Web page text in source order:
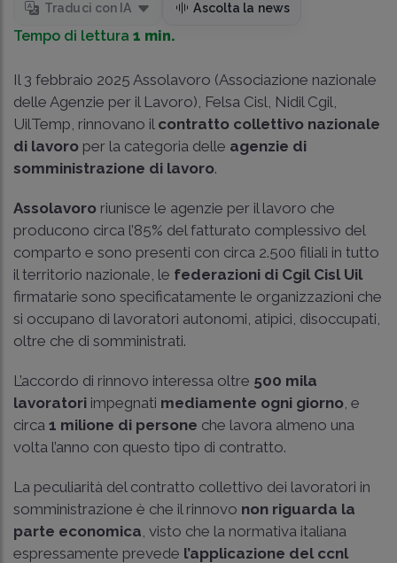
Traduci con IA Ascolta la news
Tempo di lettura 1 min.
Il 3 febbraio 2025 Assolavoro (Associazione nazionale
delle Agenzie per il Lavoro), Felsa Cisl, Nidil Cgil,
UilTemp, rinnovano il contratto collettivo nazionale
di lavoro per la categoria delle agenzie di
somministrazione di lavoro.
Assolavoro riunisce le agenzie per il lavoro che
producono circa l’85% del fatturato complessivo del
comparto e sono presenti con circa 2.500 filiali in tutto
il territorio nazionale, le federazioni di Cgil Cisl Uil
firmatarie sono specificatamente le organizzazioni che
si occupano di lavoratori autonomi, atipici, disoccupati,
oltre che di somministrati.
L’accordo di rinnovo interessa oltre 500 mila
lavoratori impegnati mediamente ogni giorno , e
circa 1 milione di persone che lavora almeno una
volta l’anno con questo tipo di contratto.
La peculiarità del contratto collettivo dei lavoratori in
somministrazione è che il rinnovo non riguarda la
parte economica , visto che la normativa italiana
espressamente prevede l’applicazione del ccnl